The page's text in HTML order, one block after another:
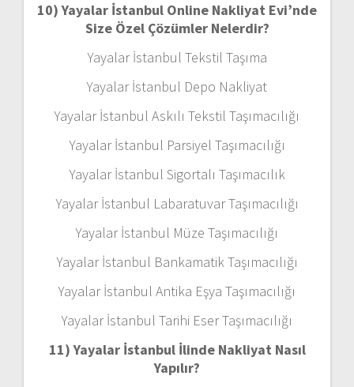
10) Yayalar İstanbul Online Nakliyat Evi’nde
Size Özel Çözümler Nelerdir?
Yayalar İstanbul Tekstil Taşıma
Yayalar İstanbul Depo Nakliyat
Yayalar İstanbul Askılı Tekstil Taşımacılığı
Yayalar İstanbul Parsiyel Taşımacılığı
Yayalar İstanbul Sigortalı Taşımacılık
Yayalar İstanbul Labaratuvar Taşımacılığı
Yayalar İstanbul Müze Taşımacılığı
Yayalar İstanbul Bankamatik Taşımacılığı
Yayalar İstanbul Antika Eşya Taşımacılığı
Yayalar İstanbul Tarihi Eser Taşımacılığı
11) Yayalar İstanbul İlinde Nakliyat Nasıl
Yapılır?